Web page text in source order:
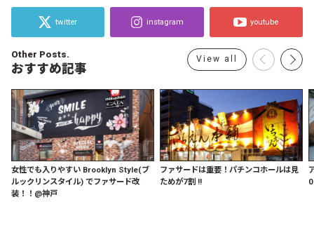
twitter instagram youtube
Other Posts.
おすすめ記事
女性でも入りやすい Brooklyn Style(ブ
ルックリンスタイル) でファサード改
装！！@神戸
ファサードは重要！パチンコホールは見
ためが7割 !!
View all